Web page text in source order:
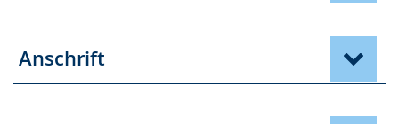
Anschrift